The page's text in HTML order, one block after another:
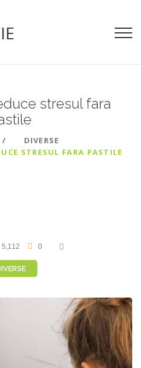
stresul fara
DIVERSE
STRESUL FARA PASTILE
5,112 0